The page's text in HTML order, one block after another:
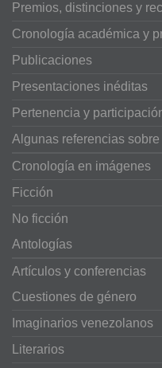
Premios, distinciones y
Cronología académica y
Publicaciones
Presentaciones inéditas
Pertenencia y
Algunas referencias
Cronología en imágenes
Ficción
No ficción
Antologías
Artículos y conferencias
Cuestiones de género
Imaginarios venezolanos
Literarios